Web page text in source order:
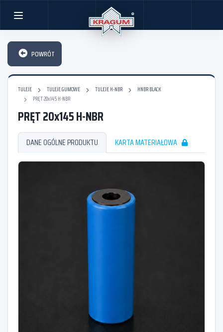
POWRÓT
TULEJE TULEJE GUMOWE TULEJE H-NBR
HNBR BLACK
PRĘT 20x145 H-NBR
PRĘT 20x145 H-NBR
DANE OGÓLNE PRODUKTU KARTA MATERIAŁOWA